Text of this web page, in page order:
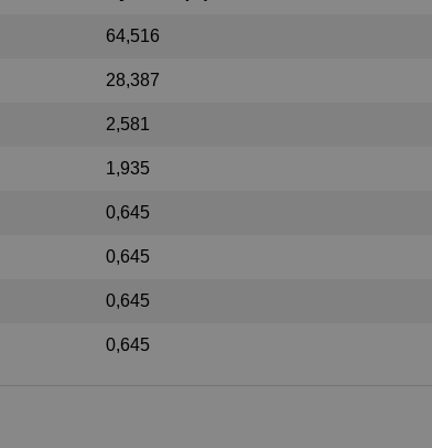
64,516
28,387
2,581
1,935
0,645
0,645
0,645
0,645